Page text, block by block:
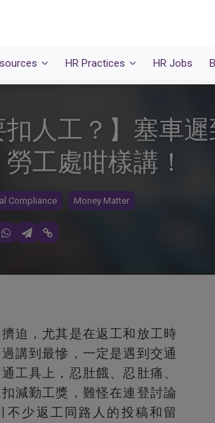
HR Practices HR Jobs
扣人工？】塞車
工處咁樣講！
Compliance Money Matter
迫，尤其是在返工和放工時
講到最慘，一定是遇到交通
工具上，忍肚餓、忍肚痛、
減勤工獎，難怪在連登討論
不少返工同路人的投稿和留